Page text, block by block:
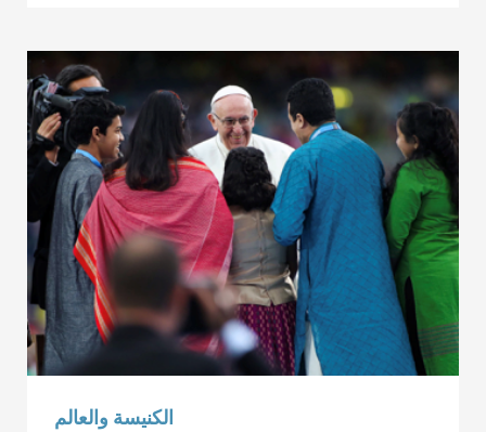
الكنيسة والعالم